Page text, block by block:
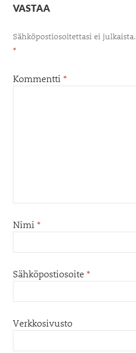
VASTAA
Sähköpostiosoitettasi ei julkaista.
*
Kommentti *
Nimi *
Sähköpostiosoite *
Verkkosivusto